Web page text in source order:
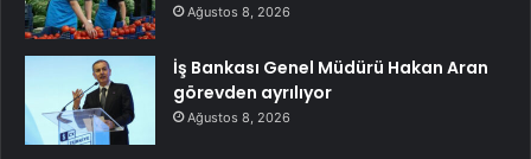
Ağustos 8, 2026
İş Bankası Genel Müdürü Hakan Aran
görevden ayrılıyor
Ağustos 8, 2026